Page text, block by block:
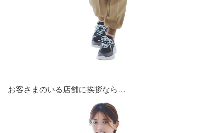
お客さまのいる店舗に挨拶なら…